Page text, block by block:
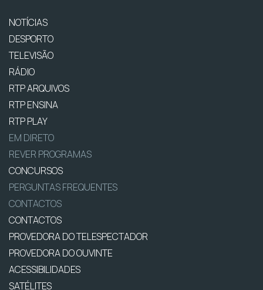
NOTÍCIAS
DESPORTO
TELEVISÃO
RÁDIO
RTP ARQUIVOS
RTP ENSINA
RTP PLAY
EM DIRETO
REVER PROGRAMAS
CONCURSOS
PERGUNTAS FREQUENTES
CONTACTOS
CONTACTOS
PROVEDORA DO TELESPECTADOR
PROVEDORA DO OUVINTE
ACESSIBILIDADES
SATÉLITES